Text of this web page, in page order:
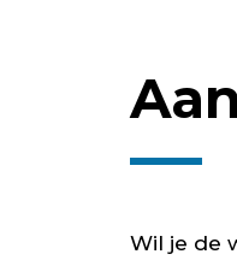
Wil je de